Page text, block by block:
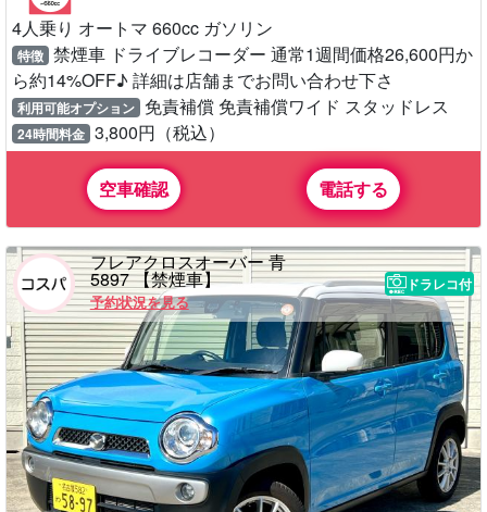
4人乗り オートマ 660cc ガソリン
特徴 禁煙車 ドライブレコーダー 通常1週間価格26,600円か
ら約14%OFF♪ 詳細は店舗までお問い合わせ下さ
利用可能オプション 免責補償 免責補償ワイド スタッドレス
24時間料金 3,800円（税込）
空車確認 電話する
フレアクロスオーバー 青
5897 【禁煙車】
予約状況を見る
ドラレコ付